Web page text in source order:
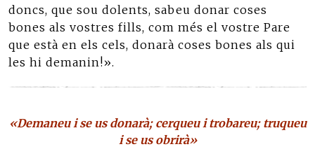
doncs, que sou dolents, sabeu donar coses
bones als vostres fills, com més el vostre Pare
que està en els cels, donarà coses bones als qui
les hi demanin!».
«Demaneu i se us donarà; cerqueu i trobareu; truqueu
i se us obrirà»